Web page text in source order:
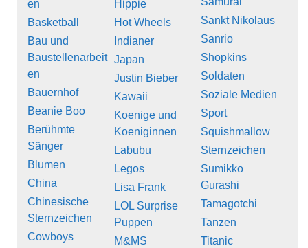
en
Basketball
Bau und
Baustellenarbeit
en
Bauernhof
Beanie Boo
Berühmte
Sänger
Blumen
China
Chinesische
Sternzeichen
Cowboys
Hippie
Hot Wheels
Indianer
Japan
Justin Bieber
Kawaii
Koenige und
Koeniginnen
Labubu
Legos
Lisa Frank
LOL Surprise
Puppen
M&MS
Sankt Nikolaus
Sanrio
Shopkins
Soldaten
Soziale Medien
Sport
Squishmallow
Sternzeichen
Sumikko
Gurashi
Tamagotchi
Tanzen
Titanic